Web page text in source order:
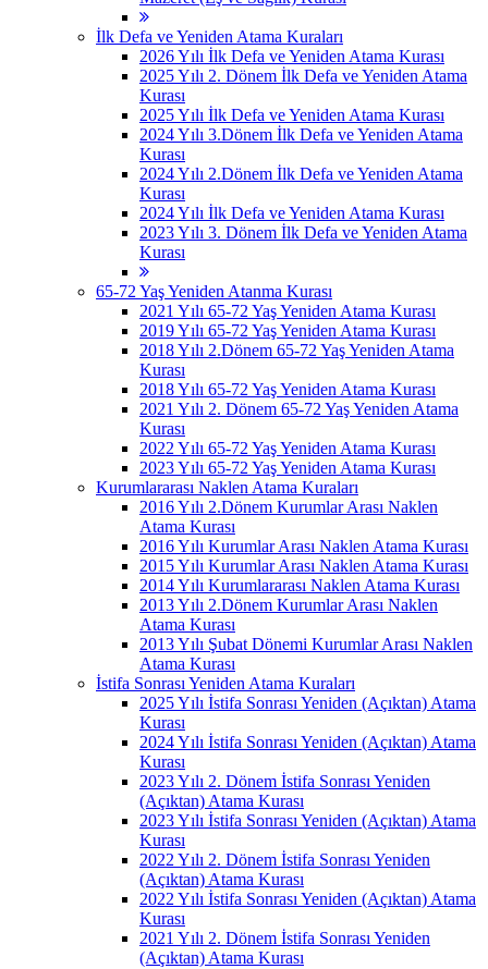
İlk Defa ve Yeniden Atama Kuraları
2026 Yılı İlk Defa ve Yeniden Atama Kurası
2025 Yılı 2. Dönem İlk Defa ve Yeniden Atama
Kurası
2025 Yılı İlk Defa ve Yeniden Atama Kurası
2024 Yılı 3.Dönem İlk Defa ve Yeniden Atama
Kurası
2024 Yılı 2.Dönem İlk Defa ve Yeniden Atama
Kurası
2024 Yılı İlk Defa ve Yeniden Atama Kurası
2023 Yılı 3. Dönem İlk Defa ve Yeniden Atama
Kurası
65-72 Yaş Yeniden Atanma Kurası
2021 Yılı 65-72 Yaş Yeniden Atama Kurası
2019 Yılı 65-72 Yaş Yeniden Atama Kurası
2018 Yılı 2.Dönem 65-72 Yaş Yeniden Atama
Kurası
2018 Yılı 65-72 Yaş Yeniden Atama Kurası
2021 Yılı 2. Dönem 65-72 Yaş Yeniden Atama
Kurası
2022 Yılı 65-72 Yaş Yeniden Atama Kurası
2023 Yılı 65-72 Yaş Yeniden Atama Kurası
Kurumlararası Naklen Atama Kuraları
2016 Yılı 2.Dönem Kurumlar Arası Naklen
Atama Kurası
2016 Yılı Kurumlar Arası Naklen Atama Kurası
2015 Yılı Kurumlar Arası Naklen Atama Kurası
2014 Yılı Kurumlararası Naklen Atama Kurası
2013 Yılı 2.Dönem Kurumlar Arası Naklen
Atama Kurası
2013 Yılı Şubat Dönemi Kurumlar Arası Naklen
Atama Kurası
İstifa Sonrası Yeniden Atama Kuraları
2025 Yılı İstifa Sonrası Yeniden (Açıktan) Atama
Kurası
2024 Yılı İstifa Sonrası Yeniden (Açıktan) Atama
Kurası
2023 Yılı 2. Dönem İstifa Sonrası Yeniden
(Açıktan) Atama Kurası
2023 Yılı İstifa Sonrası Yeniden (Açıktan) Atama
Kurası
2022 Yılı 2. Dönem İstifa Sonrası Yeniden
(Açıktan) Atama Kurası
2022 Yılı İstifa Sonrası Yeniden (Açıktan) Atama
Kurası
2021 Yılı 2. Dönem İstifa Sonrası Yeniden
(Açıktan) Atama Kurası